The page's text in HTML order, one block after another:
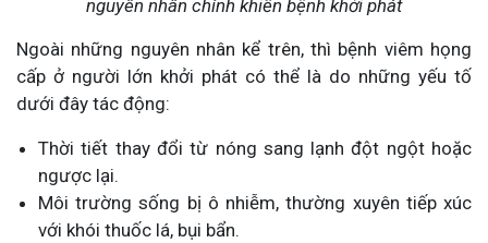
nguyên nhân chính khiến bệnh khởi phát
Ngoài những nguyên nhân kể trên, thì bệnh viêm họng
cấp ở người lớn khởi phát có thể là do những yếu tố
dưới đây tác động:
Thời tiết thay đổi từ nóng sang lạnh đột ngột hoặc
ngược lại.
Môi trường sống bị ô nhiễm, thường xuyên tiếp xúc
với khói thuốc lá, bụi bẩn.